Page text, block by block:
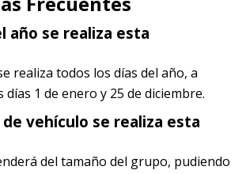
año se realiza esta
realiza todos los días del año, a
días 1 de enero y 25 de diciembre.
vehículo se realiza esta
del tamaño del grupo, pudiendo